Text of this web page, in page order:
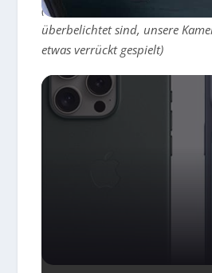
(Entschuldigt bitte, dass ein
überbelichtet sind, unsere
etwas verrückt gespielt)